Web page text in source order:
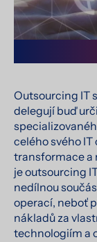
Outsourcing IT
delegují buď
celého svého
transformace a
je outsourcing
nedílnou
operací, neboť
nákladů za
technologiím a